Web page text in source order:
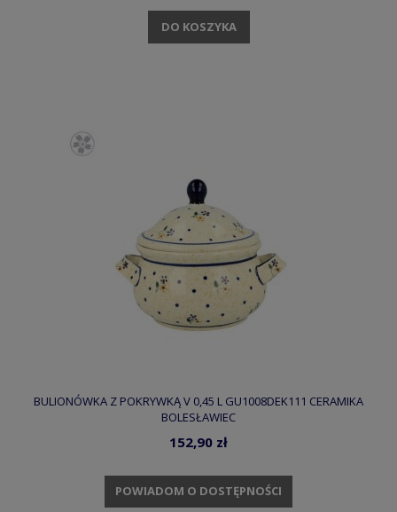
DO KOSZYKA
BULIONÓWKA Z POKRYWKĄ V 0,45 L GU1008DEK111 CERAMIKA
BOLESŁAWIEC
152,90 zł
POWIADOM O DOSTĘPNOŚCI